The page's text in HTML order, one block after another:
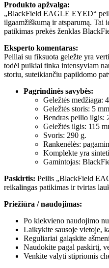
Produkto apžvalga:
„BlackField EAGLE EYED“
ilgaamžiškumą ir atsparumą.
patikimas prekės ženklas
Eksperto komentaras:
Peiliai su fiksuota geležte yra
todėl puikiai tinka intensyviam
storiu, suteikiančiu papildomo
Pagrindinės savybės:
Geležtės medžiaga:
Geležtės storis: 5
Bendras peilio ilgis:
Geležtės ilgis: 115
Svoris: 290 g.
Rankenėlės:
Komplekte yra
Gamintojas:
Paskirtis: Peilis „BlackField
reikalingas patikimas ir tvirtas
Priežiūra / naudojimas:
Po kiekvieno naudojimo
Laikykite sausoje vietoje,
Reguliariai galąskite
Naudokite pagal paskirtį,
Venkite valyti stipriomis